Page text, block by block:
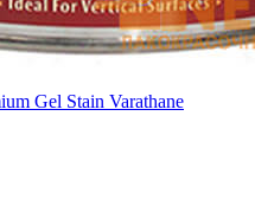
Gel Stain Varathane